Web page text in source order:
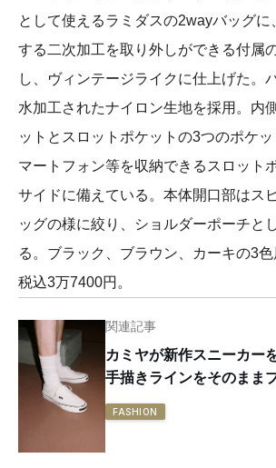
として使えるラミダスの2wayバッグに
する二次加工を取り外しができる付属
し、ヴィンテージライクに仕上げた。
水加工されたナイロン生地を採用。内
ットとスロットポケットの3つのポケ
マートフォン等を収納できるスロット
サイドに備えている。本体開口部はス
ッグの様に絞り、ショルダーポーチと
る。ブラック、ブラウン、カーキの3
税込3万7400円。
関連記事
カミヤが新作スニーカー
手描きラインをそのまま
FASHION